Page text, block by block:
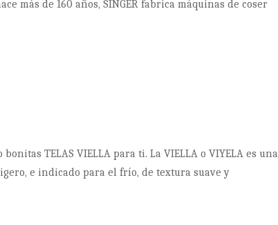
más de 160 años, SINGER fabrica máquinas de coser
TELAS VIELLA para ti. La VIELLA o VIYELA es una
e indicado para el frío, de textura suave y